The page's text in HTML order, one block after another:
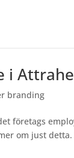
i
branding
företags
om just